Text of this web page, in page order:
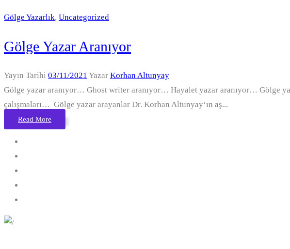
Gölge Yazarlık, Uncategorized
Gölge Yazar Aranıyor
Yayın Tarihi 03/11/2021 Yazar Korhan Altunyay
Gölge yazar aranıyor… Ghost writer aranıyor… Hayalet yazar aranıyor…
çalışmaları… Gölge yazar arayanlar Dr. Korhan Altunyay‘ın aş...
Read More